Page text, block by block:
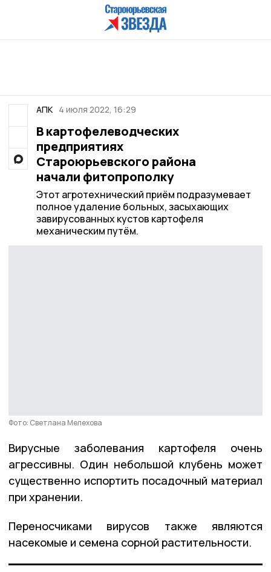
АПК 4 июля 2022, 16:29
В картофелеводческих
предприятиях
Староюрьевского района
начали фитопрополку
Этот агротехнический приём подразумевает
полное удаление больных, засыхающих
завирусованных кустов картофеля
механическим путём.
Фото: Светлана Мелехова
Вирусные заболевания картофеля очень
агрессивны. Один небольшой клубень может
существенно испортить посадочный материал
при хранении.
Переносчиками вирусов также являются
насекомые и семена сорной растительности.